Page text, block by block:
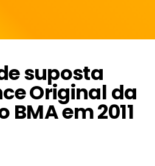
suposta
Original da
BMA em 2011